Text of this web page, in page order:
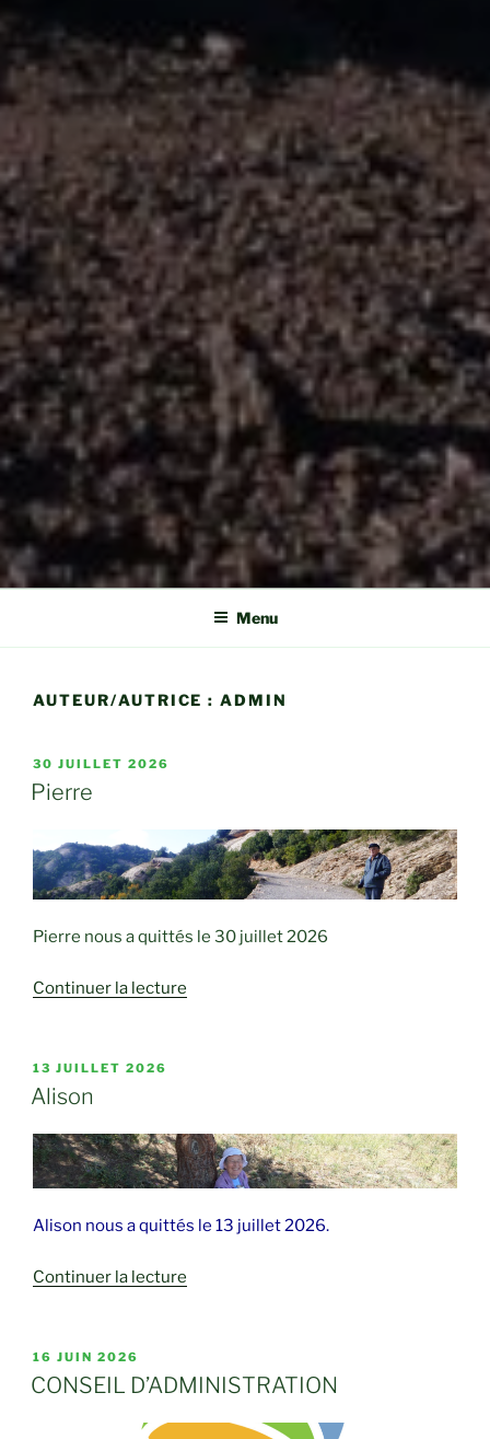
Menu
AUTEUR/AUTRICE :ADMIN
PUBLIÉ
LE
30 JUILLET 2026
Pierre
Pierre nous a quittés le 30 juillet 2026
Continuer la lecture
PUBLIÉ
LE
13 JUILLET 2026
Alison
Alison nous a quittés le 13 juillet 2026.
Continuer la lecture
PUBLIÉ
LE
16 JUIN 2026
CONSEIL D’ADMINISTRATION